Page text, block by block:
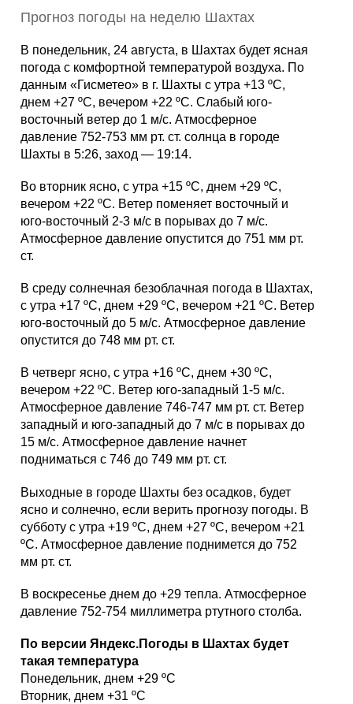
Карты
Фотогалерея
Прогноз погоды на неделю Шахтах
В понедельник, 24 августа, в Шахтах будет ясная
погода с комфортной температурой воздуха. По
данным «Гисметео» в г. Шахты с утра +13 ºС,
днем +27 ºС, вечером +22 ºС. Слабый юго-
восточный ветер до 1 м/с. Атмосферное
давление 752-753 мм рт. ст. солнца в городе
Шахты в 5:26, заход — 19:14.
Во вторник ясно, с утра +15 ºС, днем +29 ºС,
вечером +22 ºС. Ветер поменяет восточный и
юго-восточный 2-3 м/с в порывах до 7 м/с.
Атмосферное давление опустится до 751 мм рт.
ст.
В среду солнечная безоблачная погода в Шахтах,
с утра +17 ºС, днем +29 ºС, вечером +21 ºС. Ветер
юго-восточный до 5 м/с. Атмосферное давление
опустится до 748 мм рт. ст.
В четверг ясно, с утра +16 ºС, днем +30 ºС,
вечером +22 ºС. Ветер юго-западный 1-5 м/с.
Атмосферное давление 746-747 мм рт. ст. Ветер
западный и юго-западный до 7 м/с в порывах до
15 м/с. Атмосферное давление начнет
подниматься с 746 до 749 мм рт. ст.
Выходные в городе Шахты без осадков, будет
ясно и солнечно, если верить прогнозу погоды. В
субботу с утра +19 ºС, днем +27 ºС, вечером +21
ºС. Атмосферное давление поднимется до 752
мм рт. ст.
В воскресенье днем до +29 тепла. Атмосферное
давление 752-754 миллиметра ртутного столба.
По версии Яндекс.Погоды в Шахтах будет
такая температура
Понедельник, днем +29 ºС
Вторник, днем +31 ºС